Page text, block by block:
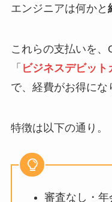
エンジニアは何かと
これらの支払いを
「 ビジネスデビット
で、経費がお得にな
特徴は以下の通り。
審査なし・